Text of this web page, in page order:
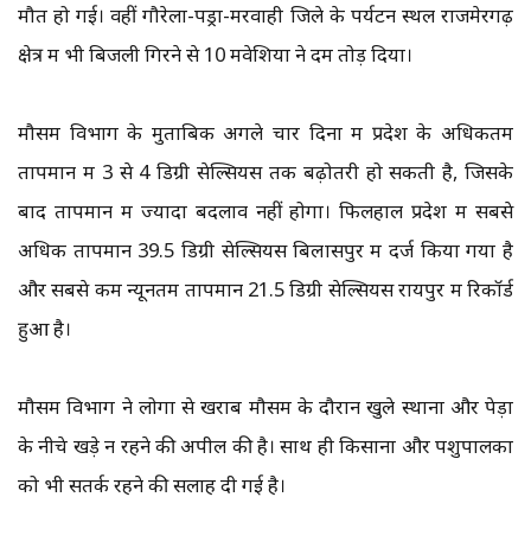
मौत हो गई। वहीं गौरेला-पेंड्रा-मरवाही जिले के पर्यटन स्थल राजमेरगढ़
क्षेत्र में भी बिजली गिरने से 10 मवेशियों ने दम तोड़ दिया।
मौसम विभाग के मुताबिक अगले चार दिनों में प्रदेश के अधिकतम
तापमान में 3 से 4 डिग्री सेल्सियस तक बढ़ोतरी हो सकती है, जिसके
बाद तापमान में ज्यादा बदलाव नहीं होगा। फिलहाल प्रदेश में सबसे
अधिक तापमान 39.5 डिग्री सेल्सियस बिलासपुर में दर्ज किया गया है
और सबसे कम न्यूनतम तापमान 21.5 डिग्री सेल्सियस रायपुर में रिकॉर्ड
हुआ है।
मौसम विभाग ने लोगों से खराब मौसम के दौरान खुले स्थानों और पेड़ों
के नीचे खड़े न रहने की अपील की है। साथ ही किसानों और पशुपालकों
को भी सतर्क रहने की सलाह दी गई है।